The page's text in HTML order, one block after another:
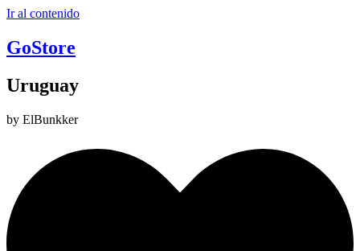
Ir al contenido
GoStore
Uruguay
by ElBunkker